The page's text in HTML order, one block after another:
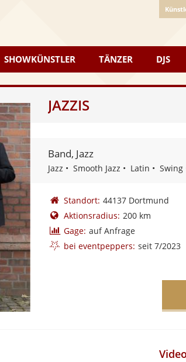
SHOWKÜNSTLER TÄNZER DJS
JAZZIS
Band, Jazz
Jazz Smooth Jazz Latin Swing
Standort: 44137 Dortmund
Aktionsradius: 200 km
Gage: auf Anfrage
bei eventpeppers: seit 7/2023